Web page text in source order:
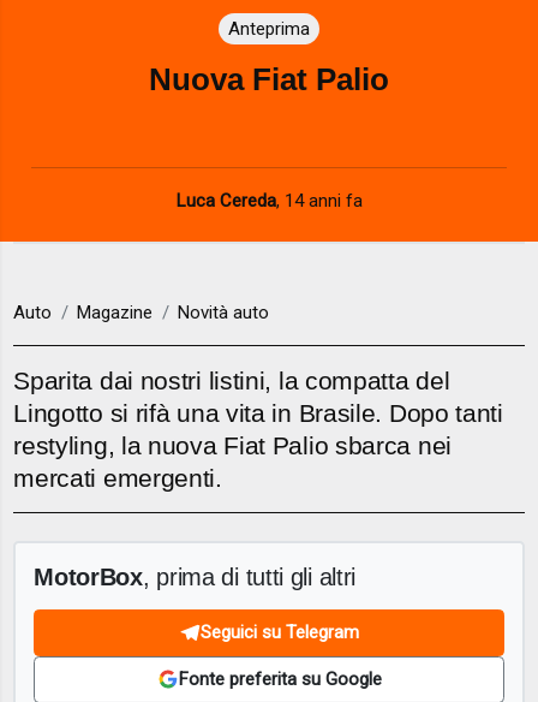
Anteprima
Nuova Fiat Palio
Luca Cereda, 14 anni fa
Auto Magazine Novità auto
Sparita dai nostri listini, la compatta del
Lingotto si rifà una vita in Brasile. Dopo tanti
restyling, la nuova Fiat Palio sbarca nei
mercati emergenti.
MotorBox, prima di tutti gli altri
Seguici su Telegram
Fonte preferita su Google